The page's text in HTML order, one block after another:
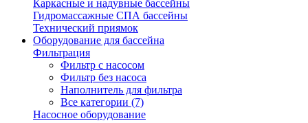
Каркасные и надувные бассейны
Гидромассажные СПА бассейны
Технический приямок
Оборудование для бассейна
Фильтрация
Фильтр с насосом
Фильтр без насоса
Наполнитель для фильтра
Все категории (7)
Насосное оборудование